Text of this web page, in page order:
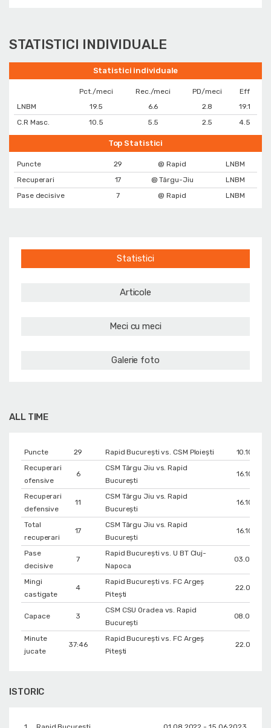
STATISTICI INDIVIDUALE
Statistici individuale
Pct./meci Rec./meci PD/meci
Eff
LNBM
19.5 6.6 2.8
19.1
C.R Masc.
10.5 5.5 2.5 4.5
Top Statistici
Puncte 29 @ Rapid
LNBM
Recuperari
17 @ Târgu-Jiu
LNBM
Pase decisive
7 @ Rapid LNBM
Statistici
Articole
Meci cu meci
Galerie foto
ALL TIME
Puncte 29 Rapid București vs. CSM Ploiești
Recuperari
ofensive
6
CSM Târgu Jiu vs. Rapid
București
16.10.2022
Recuperari
defensive
11
CSM Târgu Jiu vs. Rapid
București
16.10.2022
Total
recuperari
17
CSM Târgu Jiu vs. Rapid
București
16.10.2022
Pase
decisive
7
Rapid București vs. U BT Cluj-
Napoca
Mingi
castigate
4
Rapid București vs. FC Argeș
Pitești
Capace 3
CSM CSU Oradea vs. Rapid
București
Minute
jucate
37:46
Rapid București vs. FC Argeș
Pitești
ISTORIC